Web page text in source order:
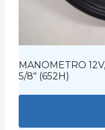
MANOMETRO
5/8″ (652H)